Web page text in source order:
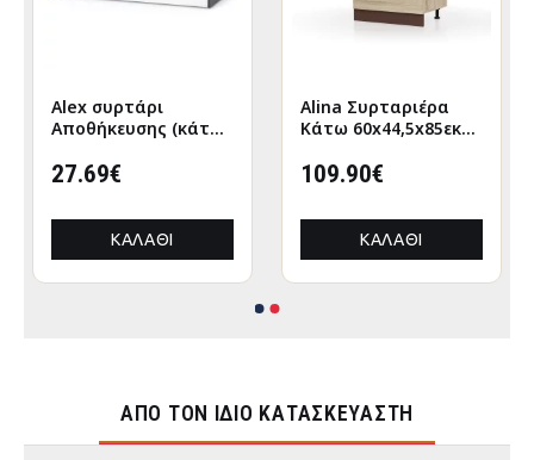
Alex συρτάρι
Αποθήκευσης (κάτω
120x63εκ Λευκό-
27.69€
ΚΑΛΆΘΙ
Alina Συρταριέρα
Κάτω 60x44,5x85εκ
109.90€
ΚΑΛΆΘΙ
ΑΠΌ ΤΟΝ ΊΔΙΟ ΚΑΤΑΣΚΕΥΑΣΤΉ